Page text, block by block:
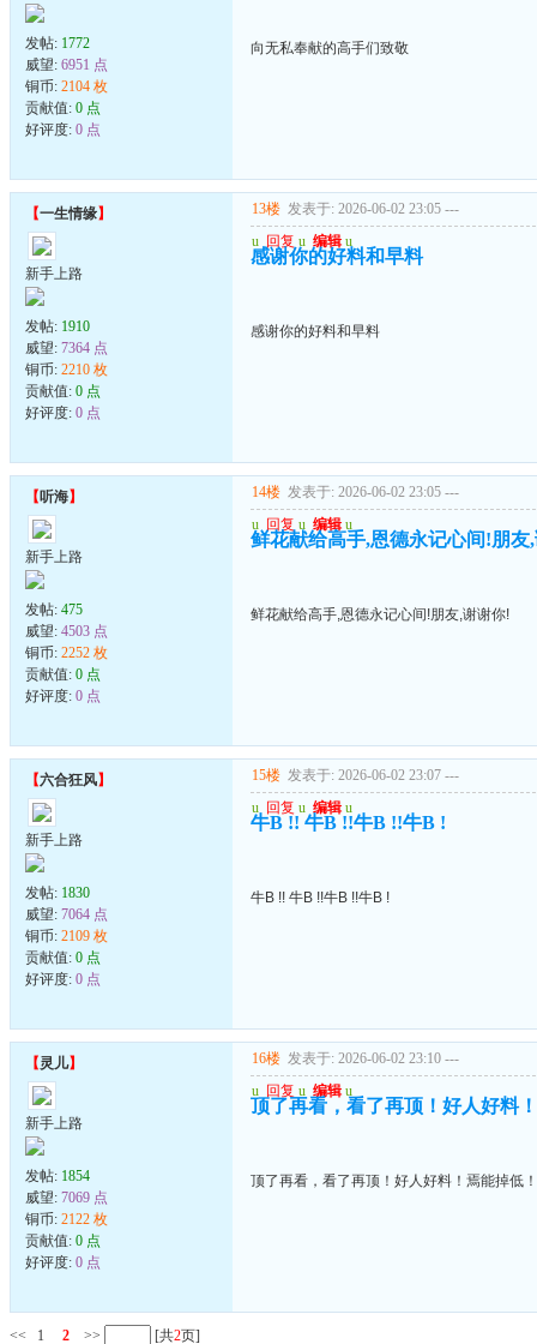
发帖: 1772
威望: 6951 点
铜币: 2104 枚
贡献值: 0 点
好评度: 0 点
向无私奉献的高手们致敬
【一生情缘】
新手上路
发帖: 1910
威望: 7364 点
铜币: 2210 枚
贡献值: 0 点
好评度: 0 点
13楼 发表于: 2026-06-02 23:05 ---
u 回复 u 编辑 u
感谢你的好料和早料
感谢你的好料和早料
【听海】
新手上路
发帖: 475
威望: 4503 点
铜币: 2252 枚
贡献值: 0 点
好评度: 0 点
14楼 发表于: 2026-06-02 23:05 ---
u 回复 u 编辑 u
鲜花献给高手,恩德永记心间!朋友
鲜花献给高手,恩德永记心间!朋友,谢谢你!
【六合狂风】
新手上路
发帖: 1830
威望: 7064 点
铜币: 2109 枚
贡献值: 0 点
好评度: 0 点
15楼 发表于: 2026-06-02 23:07 ---
u 回复 u 编辑 u
牛B !! 牛B !!牛B !!牛B !
牛B !! 牛B !!牛B !!牛B !
【灵儿】
新手上路
发帖: 1854
威望: 7069 点
铜币: 2122 枚
贡献值: 0 点
好评度: 0 点
16楼 发表于: 2026-06-02 23:10 ---
u 回复 u 编辑 u
顶了再看，看了再顶！好人好料
顶了再看，看了再顶！好人好料！焉能掉低！
<< 1 2 >> [共2页]